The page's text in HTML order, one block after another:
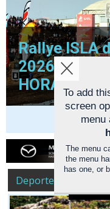
Rallye ISLA
2026
HORARIOS
l
Deportes
Aviso
de
Política
To add
screen
menu
The menu
the menu
has one, or